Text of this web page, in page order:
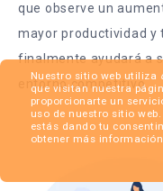
que observe un
mayor productividad y
finalmente ayudará a
entorno competitivo.
Nuestro sitio web utiliza
que visitan nuestra
proporcionarte un
uso de nuestro sitio
estás dando tu
obtener más